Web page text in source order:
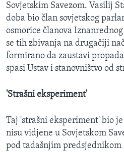
PRATITE NAS
Jezici
Sovjetskim Savezom. Vasilij
doba bio član sovjetskog
osmorice članova
se tih zbivanja na drugačiji
formirano da zaustavi
spasi Ustav i stanovništvo od
'Strašni eksperiment'
Taj 'strašni eksperiment' bio
nisu vidjene u Sovjetskom
pod tadašnjim